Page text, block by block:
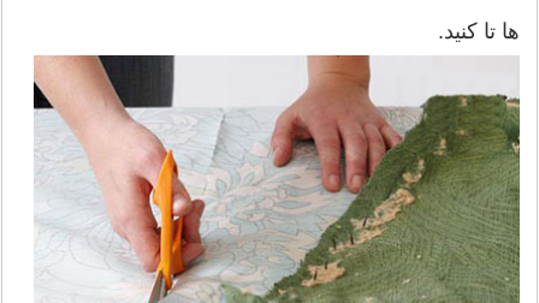
ها تا کنید.